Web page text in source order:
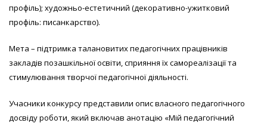
профіль); художньо-естетичний (декоративно-ужитковий
профіль: писанкарство).
Мета – підтримка талановитих педагогічних працівників
закладів позашкільної освіти, сприяння їх самореалізації та
стимулювання творчої педагогічної діяльності.
Учасники конкурсу представили опис власного педагогічного
досвіду роботи, який включав анотацію «Мій педагогічний